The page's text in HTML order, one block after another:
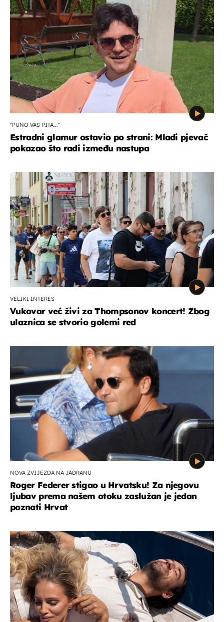
"PUNO VAS PITA..."
Estradni glamur ostavio po strani: Mladi pjevač
pokazao što radi između nastupa
VELIKI INTERES
Vukovar već živi za Thompsonov koncert! Zbog
ulaznica se stvorio golemi red
NOVA ZVIJEZDA NA JADRANU
Roger Federer stigao u Hrvatsku! Za njegovu
ljubav prema našem otoku zaslužan je jedan
poznati Hrvat